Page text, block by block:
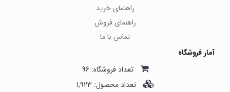
راهنمای خرید
راهنمای فروش
تماس با ما
آمار فروشگاه
تعداد فروشگاه: 96
تعداد محصول: 1,923